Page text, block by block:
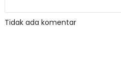
Tidak ada komentar